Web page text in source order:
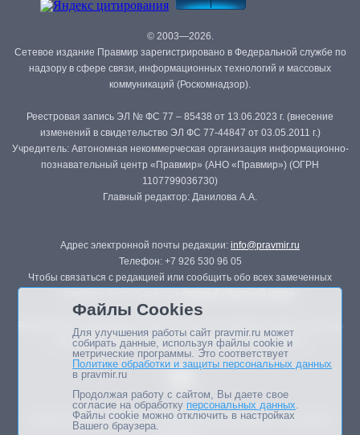
© 2003—2026.
Сетевое издание Правмир зарегистрировано в Федеральной службе по
надзору в сфере связи, информационных технологий и массовых
коммуникаций (Роскомнадзор).
Реестровая запись ЭЛ № ФС 77 – 85438 от 13.06.2023 г. (внесение
изменений в свидетельство ЭЛ ФС 77-44847 от 03.05.2011 г.)
Учредитель: Автономная некоммерческая организация информационно-
познавательный центр «Правмир» (АНО «Правмир») (ОГРН
1107799036730)
Главный редактор: Данилова А.А.
Адрес электронной почты редакции: info@pravmir.ru
Телефон: +7 926 530 96 05
Чтобы связаться с редакцией или сообщить обо всех замеченных
Републикация материалов сайта в печатных изданиях (книгах, прессе)
возможна только с письменного разрешения редакции.
Мнение авторов статей портала может не совпадать с позицией
Файлы Cookies
Для улучшения работы сайт pravmir.ru может
собирать данные, используя файлы cookie и
метрические программы. Это соответствует
Политике обработки и защиты персональных данных
в pravmir.ru
Продолжая работу с сайтом, Вы даете свое
согласие на обработку персональных данных.
Файлы cookie можно отключить в настройках
Вашего браузера.